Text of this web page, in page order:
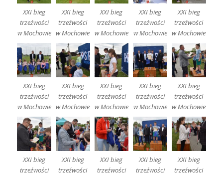
XXI bieg
trzeźwości
w Mochowie
XXI bieg
trzeźwości
w Mochowie
XXI bieg
trzeźwości
w Mochowie
XXI bieg
trzeźwości
w Mochowie
XXI bieg
trzeźwości
w Mochowie
XXI bieg
trzeźwości
w Mochowie
XXI bieg
trzeźwości
w Mochowie
XXI bieg
trzeźwości
w Mochowie
XXI bieg
trzeźwości
w Mochowie
XXI bieg
trzeźwości
w Mochowie
XXI bieg
trzeźwości
XXI bieg
trzeźwości
XXI bieg
trzeźwości
XXI bieg
trzeźwości
XXI bieg
trzeźwości